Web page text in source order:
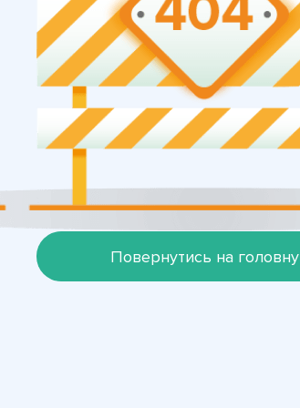
Повернутись на головну